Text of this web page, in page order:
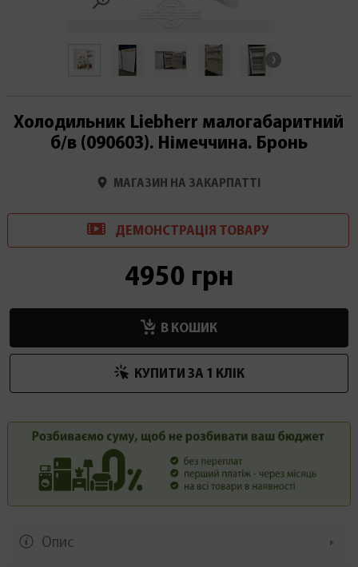
Холодильник Liebherr малогабаритний
б/в (090603). Німеччина. Бронь
МАГАЗИН НА ЗАКАРПАТТІ
ДЕМОНСТРАЦІЯ ТОВАРУ
4950 грн
В КОШИК
КУПИТИ ЗА 1 КЛIК
Опис